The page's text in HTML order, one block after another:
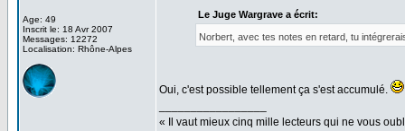
Age: 49
Inscrit le: 18 Avr 2007
Messages: 12272
Localisation: Rhône-Alpes
Le Juge Wargrave a écrit:
Norbert, avec tes notes en retard, tu
Oui, c'est possible tellement ça s'est accumulé.
« Il vaut mieux cinq mille lecteurs qui ne vous